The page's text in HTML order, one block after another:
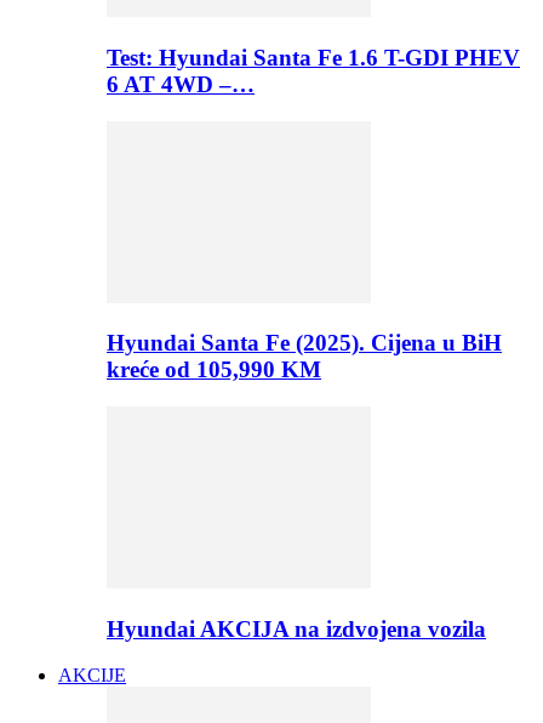
Test: Hyundai Santa Fe 1.6 T-GDI PHEV
6 AT 4WD –…
Hyundai Santa Fe (2025). Cijena u BiH
kreće od 105,990 KM
Hyundai AKCIJA na izdvojena vozila
AKCIJE